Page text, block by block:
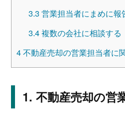
3.3 営業担当者にまめに報
3.4複数の会社に相談する
4不動産売却の営業担当者に
不動産売却の営